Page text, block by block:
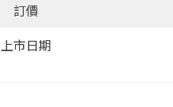
訂價
上市日期